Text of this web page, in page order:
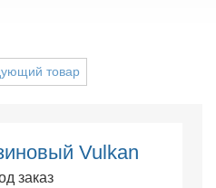
товар
Vulkan
заказ